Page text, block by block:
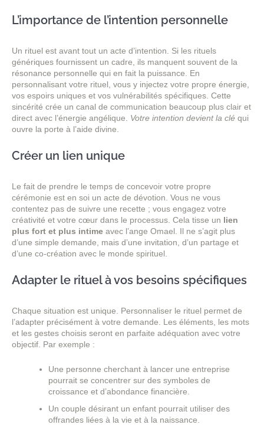
L’importance de l’intention personnelle
Un rituel est avant tout un acte d’intention. Si les rituels
génériques fournissent un cadre, ils manquent souvent de la
résonance personnelle qui en fait la puissance. En
personnalisant votre rituel, vous y injectez votre propre énergie,
vos espoirs uniques et vos vulnérabilités spécifiques. Cette
sincérité crée un canal de communication beaucoup plus clair et
direct avec l’énergie angélique. Votre intention devient la clé qui
ouvre la porte à l’aide divine.
Créer un lien unique
Le fait de prendre le temps de concevoir votre propre
cérémonie est en soi un acte de dévotion. Vous ne vous
contentez pas de suivre une recette ; vous engagez votre
créativité et votre cœur dans le processus. Cela tisse un lien
plus fort et plus intime avec l’ange Omael. Il ne s’agit plus
d’une simple demande, mais d’une invitation, d’un partage et
d’une co-création avec le monde spirituel.
Adapter le rituel à vos besoins spécifiques
Chaque situation est unique. Personnaliser le rituel permet de
l’adapter précisément à votre demande. Les éléments, les mots
et les gestes choisis seront en parfaite adéquation avec votre
objectif. Par exemple :
Une personne cherchant à lancer une entreprise
pourrait se concentrer sur des symboles de
croissance et d’abondance financière.
Un couple désirant un enfant pourrait utiliser des
offrandes liées à la vie et à la naissance.